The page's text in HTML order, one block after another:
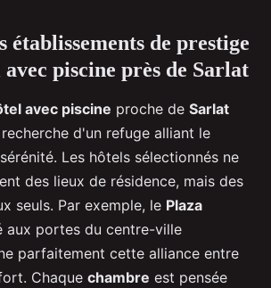
établissements de prestige
piscine près de Sarlat
avec piscine proche de Sarlat
d'un refuge alliant le
Les hôtels sélectionnés ne
des lieux de résidence, mais des
seuls. Par exemple, le Plaza
aux portes du centre-ville
parfaitement cette alliance entre
Chaque chambre est pensée